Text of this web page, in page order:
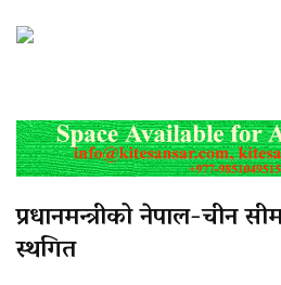
प्रधानमन्त्रीको नेपाल-चीन
स्थगित